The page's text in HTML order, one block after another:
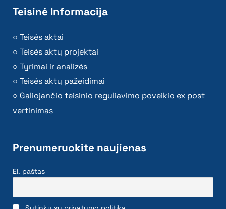
Teisinė Informacija
Teisės aktai
Teisės aktų projektai
Tyrimai ir analizės
Teisės aktų pažeidimai
Galiojančio teisinio reguliavimo poveikio ex post
vertinimas
Prenumeruokite naujienas
El. paštas